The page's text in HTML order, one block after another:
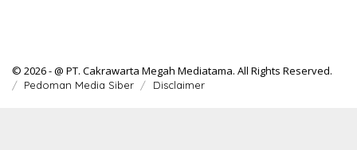
© 2026 - @ PT. Cakrawarta Megah Mediatama. All Rights Reserved.
Pedoman Media Siber Disclaimer